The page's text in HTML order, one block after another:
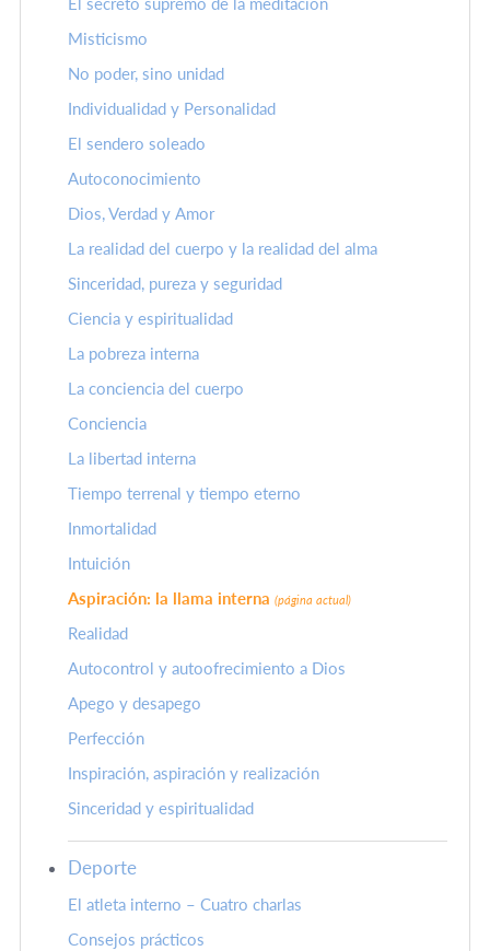
El secreto supremo de la meditación
Misticismo
No poder, sino unidad
Individualidad y Personalidad
El sendero soleado
Autoconocimiento
Dios, Verdad y Amor
La realidad del cuerpo y la realidad del alma
Sinceridad, pureza y seguridad
Ciencia y espiritualidad
La pobreza interna
La conciencia del cuerpo
Conciencia
La libertad interna
Tiempo terrenal y tiempo eterno
Inmortalidad
Intuición
Aspiración: la llama interna (página actual)
Realidad
Autocontrol y autoofrecimiento a Dios
Apego y desapego
Perfección
Inspiración, aspiración y realización
Sinceridad y espiritualidad
Deporte
El atleta interno – Cuatro charlas
Consejos prácticos